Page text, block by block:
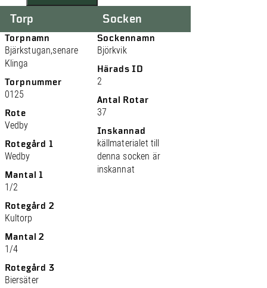
Torp
Torpnamn
Bjärkstugan,senare
Klinga
Torpnummer
0125
Rote
Vedby
Rotegård 1
Wedby
Mantal 1
1/2
Rotegård 2
Kultorp
Mantal 2
1/4
Rotegård 3
Biersäter
Socken
Sockennamn
Björkvik
Härads ID
2
Antal Rotar
37
Inskannad
källmaterialet till
denna socken är
inskannat